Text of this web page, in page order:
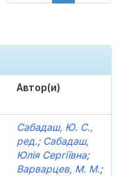
Автор(и)
Сабадаш, Ю. С.,
ред.; Сабадаш,
Юлія Сергіївна;
Варварцев, М. М.;